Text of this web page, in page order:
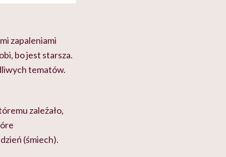
zapaleniami
bo jest starsza.
tematów.
zależało,
(śmiech).